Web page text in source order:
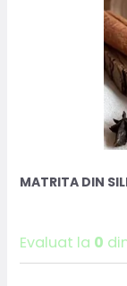
MATRITA DIN
Evaluat la 0